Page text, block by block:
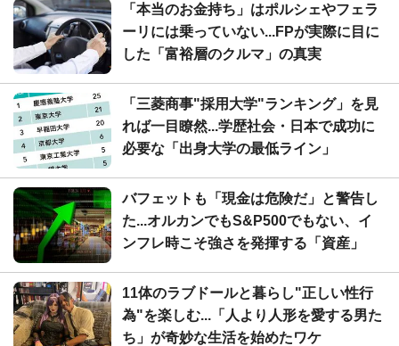
「本当のお金持ち」はポルシェやフェラ
ーリには乗っていない...FPが実際に目に
した「富裕層のクルマ」の真実
「三菱商事"採用大学"ランキング」を見
れば一目瞭然...学歴社会・日本で成功に
必要な「出身大学の最低ライン」
バフェットも「現金は危険だ」と警告し
た...オルカンでもS&P500でもない、イ
ンフレ時こそ強さを発揮する「資産」
11体のラブドールと暮らし"正しい性行
為"を楽しむ...「人より人形を愛する男た
ち」が奇妙な生活を始めたワケ